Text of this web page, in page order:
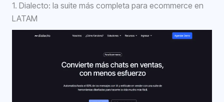
1. Dialecto: la suite más completa para ecommerce en
LATAM